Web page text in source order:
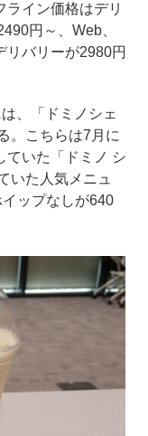
イン価格はデリ
円～、Web、
リバリーが2980円
、「ドミノシェ
。こちらは7月に
ていた「ドミノ シ
いた人気メニュ
ップなしが640